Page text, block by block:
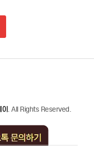
. All Rights Reserved.